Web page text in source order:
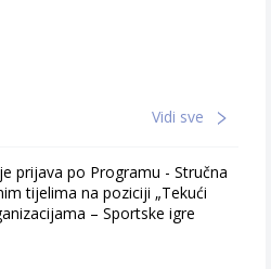
Vidi sve
prijava po Programu - Stručna
tijelima na poziciji „Tekući
– Sportske igre